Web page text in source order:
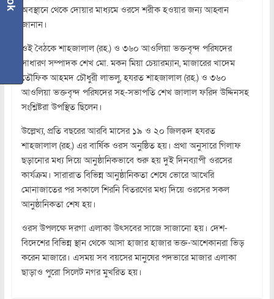
অবস্থানে থেকে দোয়ার মাধ্যমে ওরসে শরীক হওয়ার জন্য আহ্বান
জানান।
ওই বৈঠকে শাহজালাল (রহ.) ও ৩৬০ আওলিয়া ভক্তবৃন্দ পরিষদের
সাধারণ সম্পাদক শেখ মো. মকন মিয়া চেয়ারম্যান, মাজারের খাদেম
তৌফিক আহমদ চৌধুরী লাভলু, হযরত শাহজালাল (রহ.) ও ৩৬০
আওলিয়া ভক্তবৃন্দ পরিষদের সহ-সভাপতি শেখ জালাল ফরিদ উদ্দিনসহ
সংশ্লিষ্টরা উপস্থিত ছিলেন।
উল্লেখ্য, প্রতি বছরের আরবি মাসের ১৯ ও ২০ জিলক্বদ হযরত
শাহজালাল (রহ.) এর বার্ষিক ওরস অনুষ্ঠিত হয়। প্রথা অনুসারে গিলাফ
ছড়ানোর মধ্য দিয়ে আনুষ্ঠানিকভাবে শুরু হয় দুই দিনব্যাপী ওরসের
কার্যক্রম। সারারাত বিভিন্ন আনুষ্ঠানিকতা শেষে ভোরে আখেরি
মোনাজাতের পর সকালে শিরনি বিতরণের মধ্য দিয়ে ওরসের সকল
আনুষ্ঠানিকতা শেষ হয়।
ওরস উপলক্ষে দরগা এলাকা উৎসবের সাজে সাজানো হয়। দেশ-
বিদেশের বিভিন্ন স্থান থেকে আসা হাজার হাজার ভক্ত-আশেকানরা ভিড়
করেন মাজারে। এসময় সব বয়সের মানুষের পদভারে মাজার এলাকা
ছাড়াও পুরো সিলেট নগর মুখরিত হয়।